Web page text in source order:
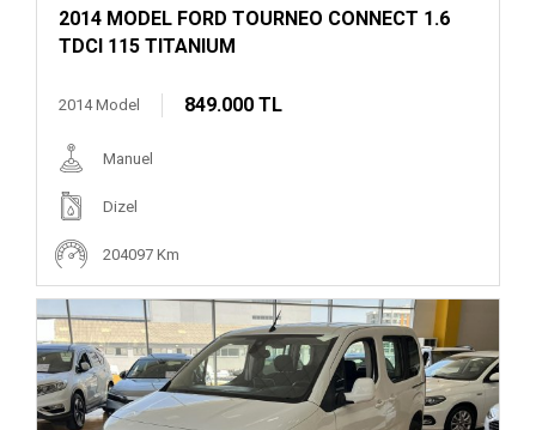
2014 MODEL FORD TOURNEO CONNECT 1.6
TDCI 115 TITANIUM
2014 Model 849.000 TL
Manuel
Dizel
204097 Km